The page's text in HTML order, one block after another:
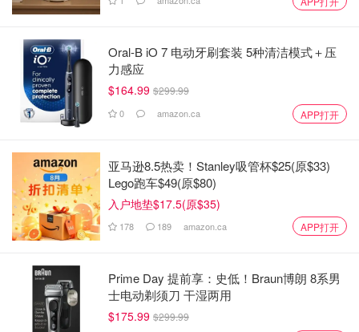
Oral-B iO 7 电动牙刷套装 5种清洁模式＋压
力感应
$164.99 $299.99
0 amazon.ca APP打开
亚马逊8.5热卖！Stanley吸管杯$25(原$33)
Lego跑车$49(原$80)
入户地垫$17.5(原$35)
178 189 amazon.ca APP打开
Prime Day 提前享：史低！Braun博朗 8系男
士电动剃须刀 干湿两用
$175.99 $299.99